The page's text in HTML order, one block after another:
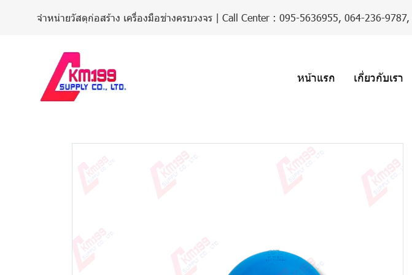
จำหน่ายวัสดุก่อสร้าง เครื่องมือช่างครบวงจร | Call Center : 095-5636955, 064-236-9787,
หน้าแรก เกี่ยวกับเรา